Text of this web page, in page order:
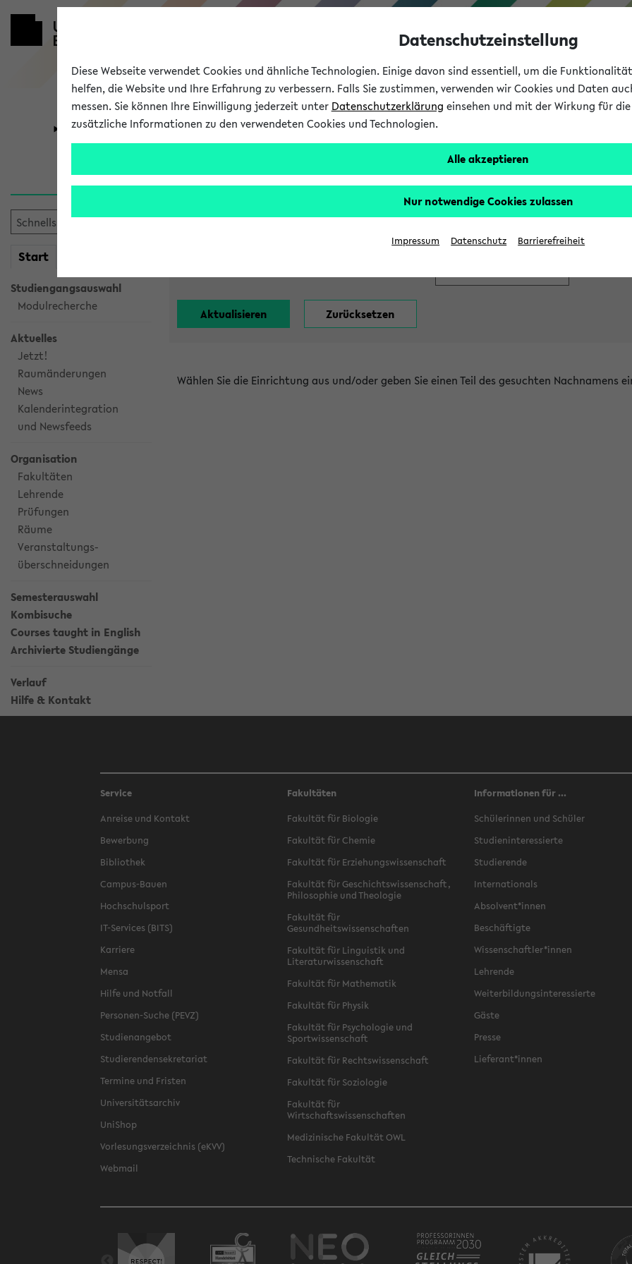
Universität Forschung Studium
Start
Studiengangsauswahl
Modulrecherche
Aktuelles
Jetzt!
Raumänderungen
News
Kalenderintegration
und Newsfeeds
Organisation
Fakultäten
Lehrende
Prüfungen
Räume
Veranstaltungs-
überschneidungen
Semesterauswahl
Kombisuche
Courses taught in English
Archivierte Studiengänge
Verlauf
Hilfe & Kontakt
Alle Lehrenden
Wählen Sie die Einrichtung aus und/oder geben Sie einen Teil des gesuchten Nachnamens
Service
Anreise und Kontakt
Bewerbung
Bibliothek
Campus-Bauen
Hochschulsport
IT-Services (BITS)
Karriere
Mensa
Hilfe und Notfall
Personen-Suche (PEVZ)
Studienangebot
Studierendensekretariat
Termine und Fristen
Universitätsarchiv
UniShop
Vorlesungsverzeichnis (eKVV)
Webmail
Fakultäten
Fakultät für Biologie
Fakultät für Chemie
Fakultät für Erziehungswissenschaft
Fakultät für Geschichtswissenschaft,
Philosophie und Theologie
Fakultät für
Gesundheitswissenschaften
Fakultät für Linguistik und
Literaturwissenschaft
Fakultät für Mathematik
Fakultät für Physik
Fakultät für Psychologie und
Sportwissenschaft
Fakultät für Rechtswissenschaft
Fakultät für Soziologie
Fakultät für
Wirtschaftswissenschaften
Medizinische Fakultät OWL
Technische Fakultät
Informationen für ...
Schülerinnen und Schüler
Studieninteressierte
Studierende
Internationals
Absolvent*innen
Beschäftigte
Wissenschaftler*innen
Lehrende
Weiterbildungsinteressierte
Gäste
Presse
Lieferant*innen
Datenschutzeinstellung
Diese Webseite verwendet Cookies und ähnliche Technologien. Einige davon sind essentiell, um die
helfen, die Website und Ihre Erfahrung zu verbessern. Falls Sie zustimmen, verwenden wir Cookies und Daten
messen. Sie können Ihre Einwilligung jederzeit unter Datenschutzerklärung einsehen und mit der Wirkung für
zusätzliche Informationen zu den verwendeten Cookies und Technologien.
Alle akzeptieren
Nur notwendige Cookies zulassen
Impressum Datenschutz Barrierefreiheit